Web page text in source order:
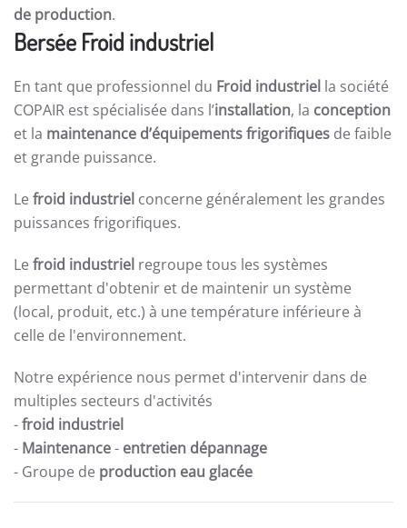
de production.
Bersée Froid industriel
En tant que professionnel du Froid industriel la société
COPAIR est spécialisée dans l’installation, la conception
et la maintenance d’équipements frigorifiques de faible
et grande puissance.
Le froid industriel concerne généralement les grandes
puissances frigorifiques.
Le froid industriel regroupe tous les systèmes
permettant d'obtenir et de maintenir un système
(local, produit, etc.) à une température inférieure à
celle de l'environnement.
Notre expérience nous permet d'intervenir dans de
multiples secteurs d'activités
-froid industriel
- Maintenance- entretien dépannage
- Groupe de production eau glacée